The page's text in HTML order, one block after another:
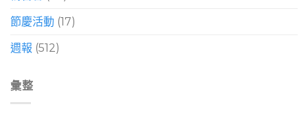
節慶活動 (17)
週報 (512)
彙整